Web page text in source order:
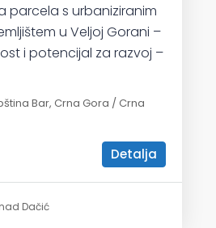
parcela s urbaniziranim
u Veljoj Gorani –
i potencijal za razvoj –
Bar, Crna Gora / Crna
Detalja
Dačić